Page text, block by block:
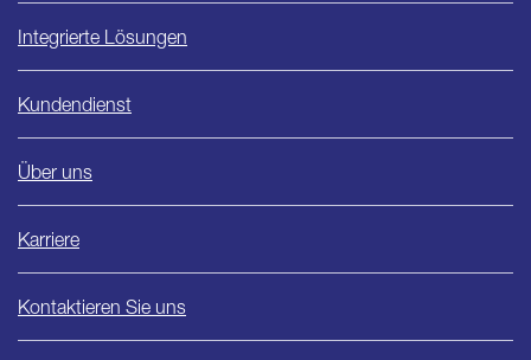
Integrierte Lösungen
Kundendienst
Über uns
Karriere
Kontaktieren Sie uns